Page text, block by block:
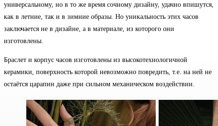
универсальному, но в то же время сочному дизайну, удачно впишутся,
как в летние, так и в зимние образы. Но уникальность этих часов
заключается не в дизайне, а в материале, из которого они
изготовлены.
Браслет и корпус часов изготовлены из высокотехнологичной
керамики, поверхность которой невозможно повредить, т.е. на ней не
остаётся царапин даже при сильном механическом воздействии.